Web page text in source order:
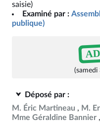
saisie)
Examiné par :
publique)
(samedi
Déposé par :
M. Éric Martineau
M.
Mme Géraldine Bannier